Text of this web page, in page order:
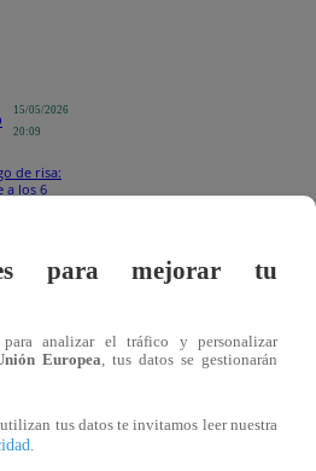
15/05/2026
20:09
de risa:
a los 6
entre los integrantes de
participantes confirmadas es
divertido formato.
para mejorar tu
analizar el tráfico y personalizar
Europea , tus datos se gestionarán
tus datos te invitamos leer nuestra